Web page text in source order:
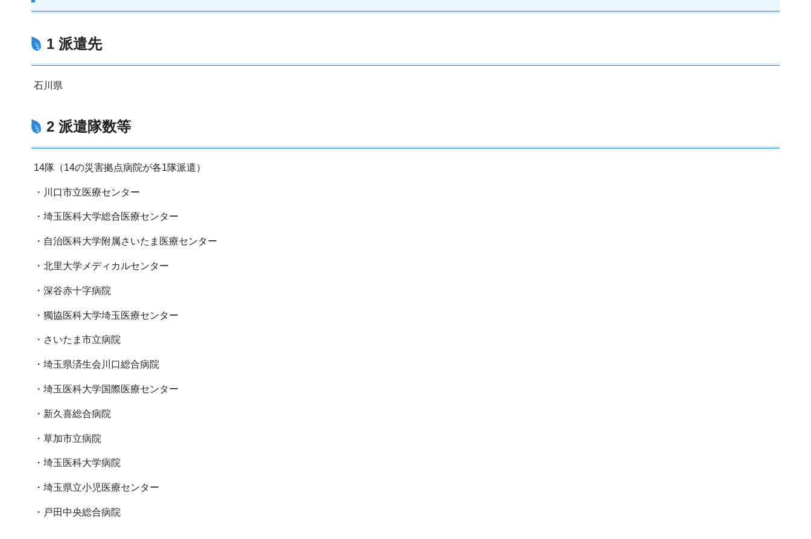
1 派遣先
石川県
2 派遣隊数等
14隊（14の災害拠点病院が各1隊派遣）
・川口市立医療センター
・埼玉医科大学総合医療センター
・自治医科大学附属さいたま医療センター
・北里大学メディカルセンター
・深谷赤十字病院
・獨協医科大学埼玉医療センター
・さいたま市立病院
・埼玉県済生会川口総合病院
・埼玉医科大学国際医療センター
・新久喜総合病院
・草加市立病院
・埼玉医科大学病院
・埼玉県立小児医療センター
・戸田中央総合病院